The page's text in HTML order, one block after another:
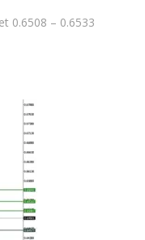
0.6508 – 0.6533